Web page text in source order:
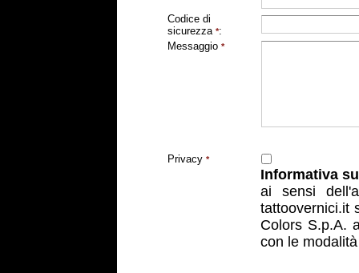
Codice di
sicurezza *:
Messaggio *
Privacy *
Informativa
ai sensi dell'
tattoovernici.it
Colors S.p.A.
con le